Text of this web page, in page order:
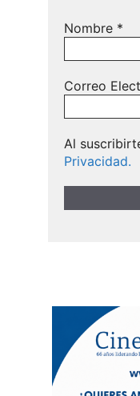
Nombre *
Correo
Al
Privacidad.